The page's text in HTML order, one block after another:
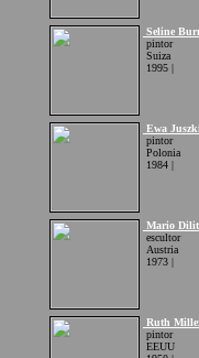
Seline
pintor
Suiza
1995 |
Ewa
pintor
Polonia
1984 |
Mario
escultor
Austria
1973 |
Ruth
pintor
EEUU